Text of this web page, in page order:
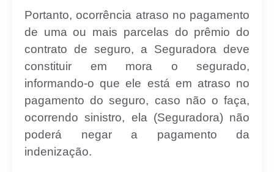
Portanto, ocorrência atraso no pagamento
de uma ou mais parcelas do prêmio do
contrato de seguro, a Seguradora deve
constituir em mora o segurado,
informando-o que ele está em atraso no
pagamento do seguro, caso não o faça,
ocorrendo sinistro, ela (Seguradora) não
poderá negar a pagamento da
indenização.